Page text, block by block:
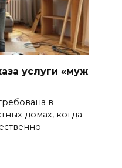
услуги «муж
в
домах, когда